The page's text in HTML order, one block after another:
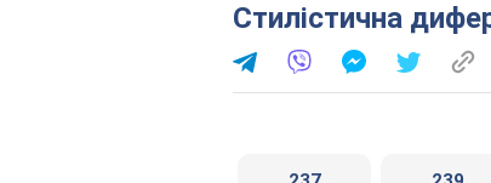
Стилістична